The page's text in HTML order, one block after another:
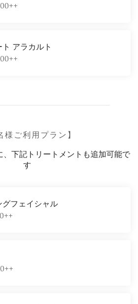
アラカルト
様ご利用プラン】
、下記トリートメントも追加可能で
す
グフェイシャル